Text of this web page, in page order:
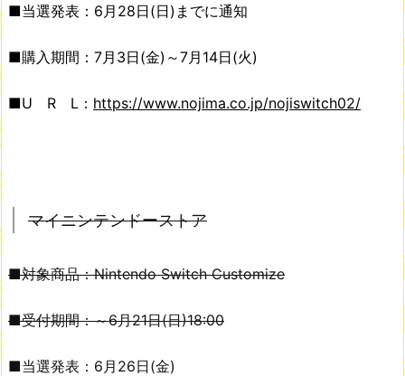
■当選発表：6月28日(日)までに通知
■購入期間：7月3日(金)～7月14日(火)
■U R L： https://www.nojima.co.jp/nojiswitch02/
マイニンテンドーストア
■対象商品：Nintendo Switch Customize
■受付期間：～6月21日(日)18:00
■当選発表：6月26日(金)